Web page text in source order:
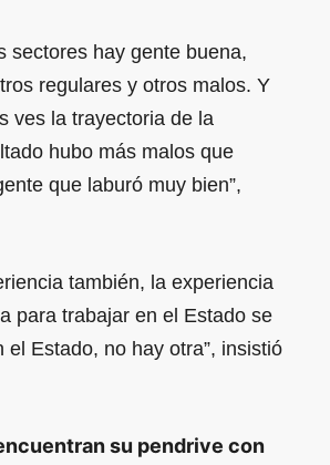
sectores hay gente buena,
regulares y otros malos. Y
ves la trayectoria de la
hubo más malos que
que laburó muy bien”,
también, la experiencia
para trabajar en el Estado se
el Estado, no hay otra”, insistió
su pendrive con